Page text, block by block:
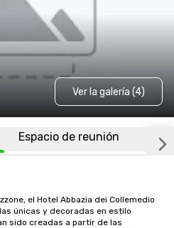
Ver la galería (4)
Espacio de reunión
el Hotel Abbazia dei Collemedio
únicas y decoradas en estilo
sido creadas a partir de las